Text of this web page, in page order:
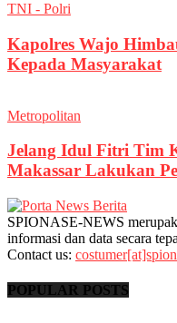
TNI - Polri
Kapolres Wajo
Kepada Masyarakat
Metropolitan
Jelang Idul Fitri Tim
Makassar Lakukan
SPIONASE-NEWS
informasi dan data secara
Contact us:
POPULAR POSTS